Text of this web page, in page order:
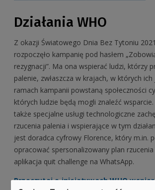
Działania WHO
Z okazji Światowego Dnia Bez Tytoniu
rozpoczęło kampanię pod hasłem
rezygnacji”. Ma ona wspierać ludzi, którzy
palenie, zwłaszcza w krajach, w których
ramach kampanii powstaną społeczności
których ludzie będą mogli znaleźć
także specjalne usługi technologiczne
rzucenia palenia i wspierające w tym
jest doradca cyfrowy Florence, który m.in.
opracować spersonalizowany plan
aplikacja quit challenge na WhatsApp.
Przeczytaj o inicjatywach WHO